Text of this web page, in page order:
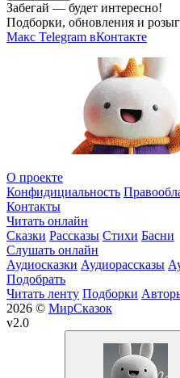
Забегай — будет интересно!
Подборки, обновления и
Макс Telegram вКонтакте
О проекте
Конфидициальность
Контакты
Читать онлайн
Сказки Рассказы Стихи Басни
Слушать онлайн
Аудиосказки Аудиорассказы
Подобрать
Читать ленту Подборки
2026 © МирСказок
v2.0